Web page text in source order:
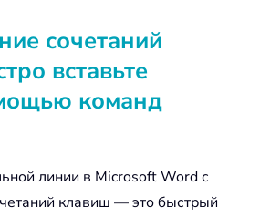
сочетаний
вставьте
команд
линии в Microsoft Word с
клавиш — это быстрый